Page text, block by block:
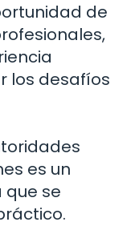
de
los desafíos
es un
que se